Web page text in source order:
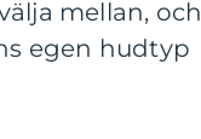
mellan, och
egen hudtyp